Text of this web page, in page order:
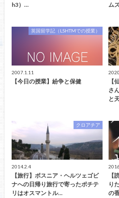
h3）…
ム
英国留学記（LSHTMでの授業）
2007.1.11
【今日の授業】紛争と保健
【
さ
と
クロアチア
2014.2.4
【旅行】ボスニア・ヘルツェゴビ
ナへの日帰り旅行で寄ったポチテ
リはオスマントル…
【
り
の